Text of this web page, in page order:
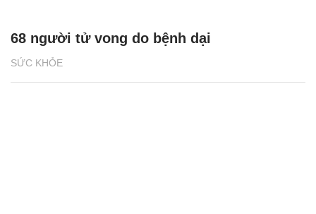
SỨC KHỎE
68 người tử vong do bệnh dại